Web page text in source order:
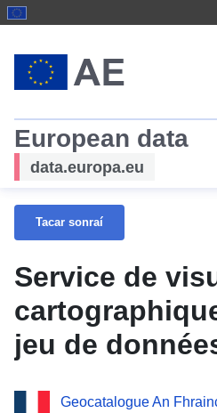
European data
data.europa.eu
Tacar sonraí
Service de
jeu de
Geocatalogue An